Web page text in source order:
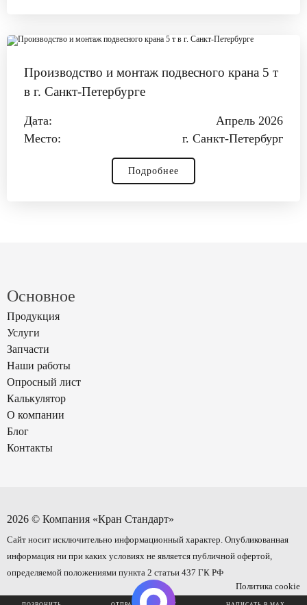
Производство и монтаж подвесного крана 5 т
в г. Санкт‑Петербурге
Дата:
Апрель 2026
Место:
г. Санкт‑Петербург
Подробнее
Основное
Продукция
Услуги
Запчасти
Наши работы
Опросный лист
Калькулятор
О компании
Блог
Контакты
2026 © Компания «Кран Стандарт»
Сайт носит исключительно информационный характер. Опубликованная
информация ни при каких условиях не является публичной офертой,
определяемой положениями пункта 2 статьи 437 ГК РФ
Политика cookie
Политика в отношении обработки персональных данных